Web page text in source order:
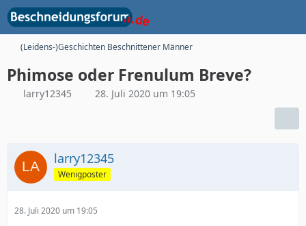
(Leidens-)Geschichten Beschnittener Männer
Phimose oder Frenulum Breve?
larry12345 28. Juli 2020 um 19:05
larry12345
Wenigposter
28. Juli 2020 um 19:05